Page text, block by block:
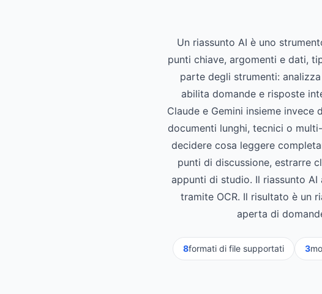
Un riassunto AI è uno
punti chiave, argomenti e dati,
parte degli strumenti:
abilita domande e risposte
Claude e Gemini insieme
documenti lunghi, tecnici o
decidere cosa leggere
punti di discussione, estrarre
appunti di studio. Il riassunto AI
tramite OCR. Il risultato è un
aperta di
8formati di file supportati 3